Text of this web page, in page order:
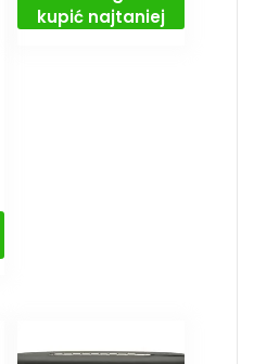
kupić najtaniej